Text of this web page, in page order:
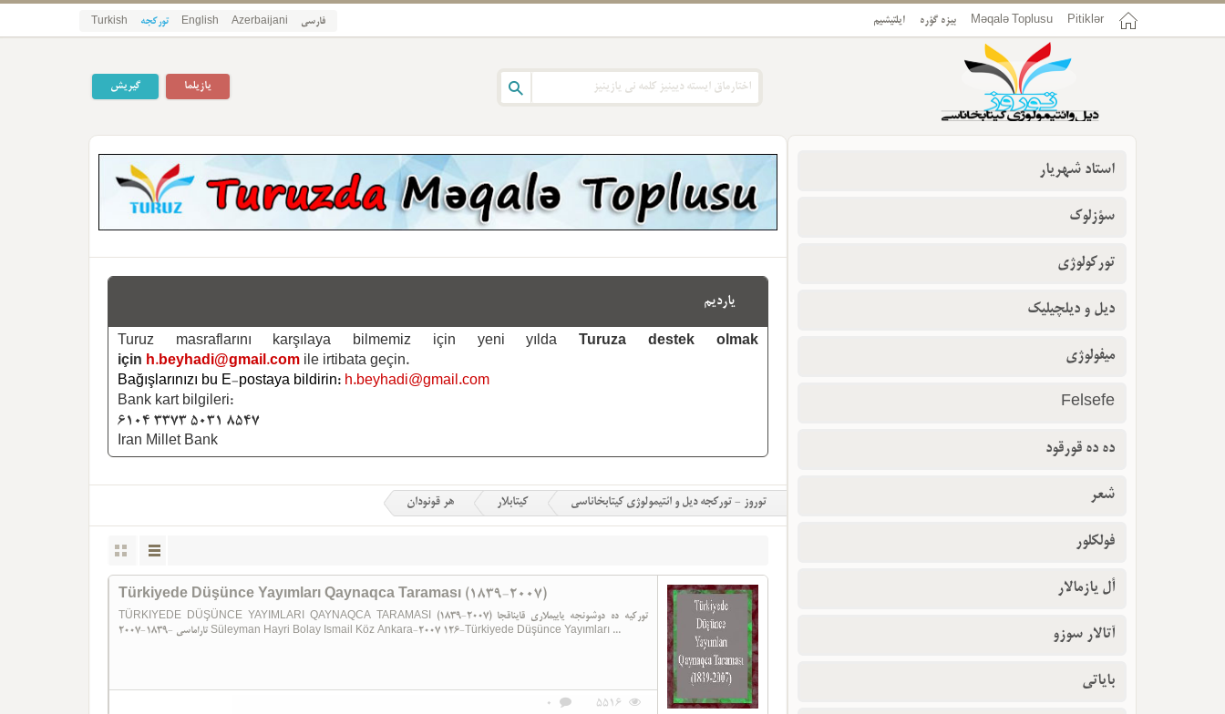
Pitiklər
Məqalə Toplusu بیزه گؤره ایلتیشیم فارسی Azerbaijani
English تورکجه Turkish
گیریش یازیلما
یاردیم
Turuz masraflarını karşılaya bilmemiz için yeni yılda
Turuza destek olmak
için h.beyhadi@gmail.com ile irtibata geçin.
Bağışlarınızı bu E-postaya bildirin: h.beyhadi@gmail.com
Bank kart bilgileri:
6104 3373 5031 8547
Iran Millet Bank
توروز - تورکجه دیل و ائتیمولوژی کیتابخاناسی کیتابلار هر قونودان
Türkiyede Düşünce Yayımları Qaynaqca Taraması (1839-2007)
TÜRKIYEDE DÜŞÜNCE YAYIMLARI QAYNAQCA TARAMASI (1839-2007) تورکیه ده دوشونجه یاییملاری قایناقجا
تاراماسی -1839-2007 Süleyman Hayri Bolay Ismail Köz Ankara-2007 126-Türkiyede Düşünce Yayımları ...
5516
0
استاد شهریار
سؤزلوک
تورکولوژی
دیل و دیلچیلیک
میفولوژی
Felsefe
ده ده قورقود
شعر
فولکلور
أل یازمالار
آتالار سوزو
بایاتی